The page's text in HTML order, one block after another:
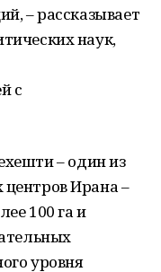
– рассказывает
ических наук,
с
– один из
Ирана –
100 га и
уровня